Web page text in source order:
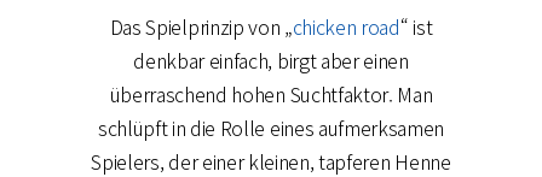
Das Spielprinzip von „chicken road“ ist
denkbar einfach, birgt aber einen
überraschend hohen Suchtfaktor. Man
schlüpft in die Rolle eines aufmerksamen
Spielers, der einer kleinen, tapferen Henne